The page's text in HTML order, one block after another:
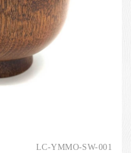
LC-YMMO-SW-001